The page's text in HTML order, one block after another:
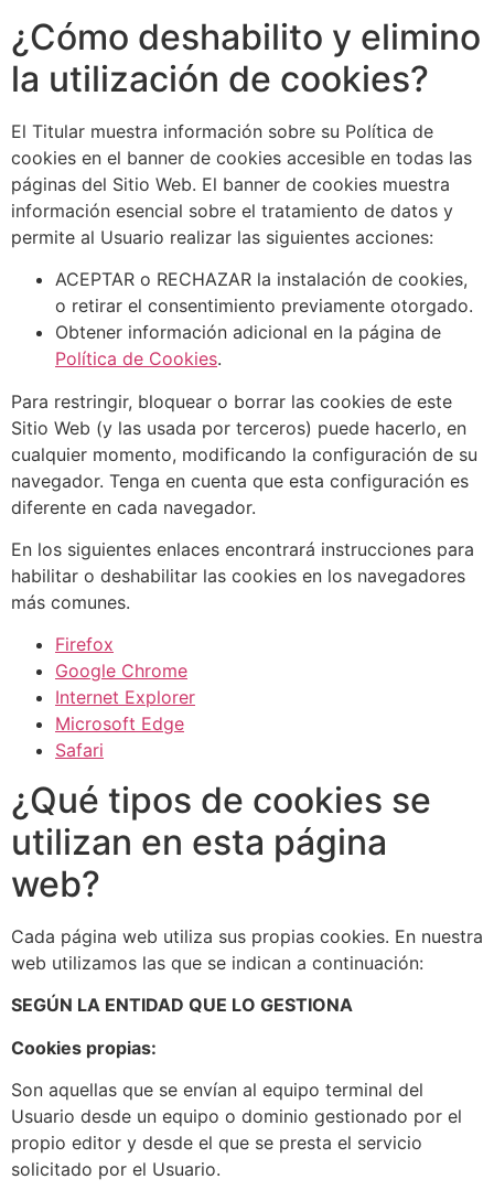
¿Cómo deshabilito y elimino
la utilización de cookies?
El Titular muestra información sobre su Política de
cookies en el banner de cookies accesible en todas las
páginas del Sitio Web. El banner de cookies muestra
información esencial sobre el tratamiento de datos y
permite al Usuario realizar las siguientes acciones:
ACEPTAR o RECHAZAR la instalación de cookies,
o retirar el consentimiento previamente otorgado.
Obtener información adicional en la página de
Política de Cookies.
Para restringir, bloquear o borrar las cookies de este
Sitio Web (y las usada por terceros) puede hacerlo, en
cualquier momento, modificando la configuración de su
navegador. Tenga en cuenta que esta configuración es
diferente en cada navegador.
En los siguientes enlaces encontrará instrucciones para
habilitar o deshabilitar las cookies en los navegadores
más comunes.
Firefox
Google Chrome
Internet Explorer
Microsoft Edge
Safari
¿Qué tipos de cookies se
utilizan en esta página
web?
Cada página web utiliza sus propias cookies. En nuestra
web utilizamos las que se indican a continuación:
SEGÚN LA ENTIDAD QUE LO GESTIONA
Cookies propias:
Son aquellas que se envían al equipo terminal del
Usuario desde un equipo o dominio gestionado por el
propio editor y desde el que se presta el servicio
solicitado por el Usuario.